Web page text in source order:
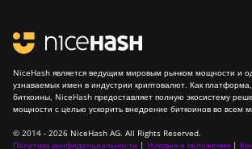
NiceHash является ведущим мировым рынком мощности и
узнаваемых имен в индустрии криптовалют. Как
биткоины, NiceHash предоставляет полную экосистему
мощности с целью ускорить внедрение биткоинов во всем
© 2014 - 2026 NiceHash AG. All Rights Reserved.
Политика конфиденциальности | Условия и положения |